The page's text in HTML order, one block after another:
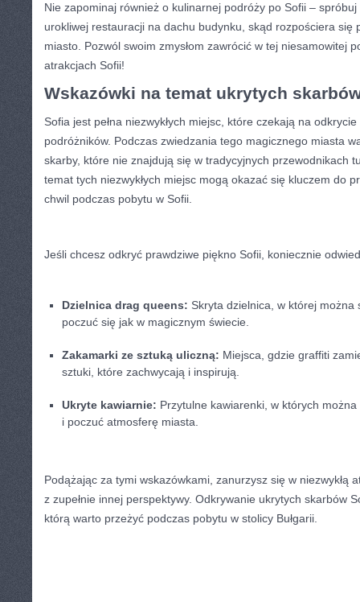
Nie ⁤zapominaj również o kulinarnej podróży po Sofii –
urokliwej restauracji‍ na ‍dachu budynku, skąd‍ rozpościera ​się
miasto.⁤ Pozwól swoim zmysłom ⁢zawrócić w tej niesamowitej
atrakcjach Sofii!
Wskazówki na temat ukrytych
Sofia jest pełna niezwykłych miejsc, które czekają na
podróżników. Podczas zwiedzania tego magicznego miasta
skarby,⁢ które nie znajdują ‌się ‍w tradycyjnych‌ przewodnikach
temat tych niezwykłych miejsc mogą⁤ okazać⁤ się kluczem do
chwil podczas pobytu ‌w Sofii.
Jeśli chcesz odkryć prawdziwe ⁣piękno Sofii, ‌koniecznie
Dzielnica drag ‌queens: Skryta dzielnica, w której
poczuć się ​jak⁤ w magicznym świecie.
Zakamarki ⁤ze ⁣sztuką ‌uliczną: Miejsca, gdzie ‍graffiti
sztuki, które⁢ zachwycają i ‌inspirują.
Ukryte kawiarnie: ⁣Przytulne kawiarenki, w których
i poczuć atmosferę miasta.
Podążając za ⁤tymi wskazówkami, zanurzysz się w niezwykłą
z zupełnie innej perspektywy.⁢ Odkrywanie ukrytych‍ skarbów
którą warto przeżyć podczas pobytu w stolicy Bułgarii.